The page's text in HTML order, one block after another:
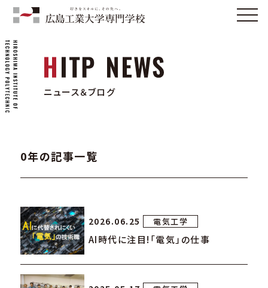
ニュース＆ブログ
0年の記事一覧
2026.06.25 電気工学
AI時代に注目!「電気」の仕事